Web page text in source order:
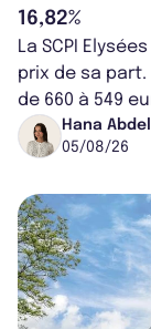
16,82%
La SCPI
prix de sa
de 660 à 549
16,82%. Cette
Hana
05/08/26